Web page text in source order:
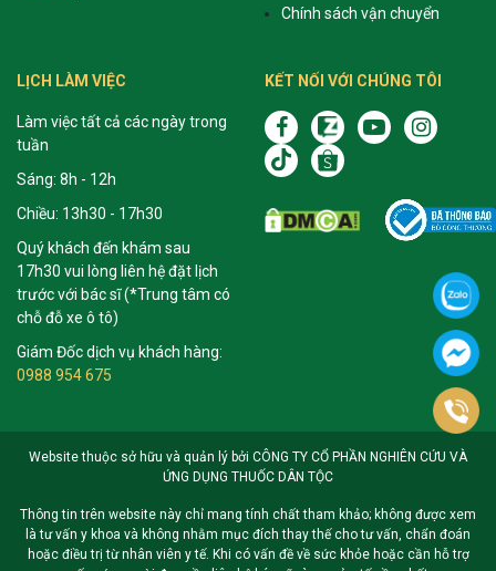
Chính sách vận chuyển
LỊCH LÀM VIỆC
Làm việc tất cả các ngày trong
tuần
Sáng: 8h - 12h
Chiều: 13h30 - 17h30
Quý khách đến khám sau
17h30 vui lòng liên hệ đặt lịch
trước với bác sĩ (*Trung tâm có
chỗ đỗ xe ô tô)
Giám Đốc dịch vụ khách hàng:
0988 954 675
KẾT NỐI VỚI CHÚNG TÔI
Website thuộc sở hữu và quản lý bởi CÔNG TY CỔ PHẦN NGHIÊN CỨU VÀ
ỨNG DỤNG THUỐC DÂN TỘC
Thông tin trên website này chỉ mang tính chất tham khảo; không được xem
là tư vấn y khoa và không nhằm mục đích thay thế cho tư vấn, chẩn đoán
hoặc điều trị từ nhân viên y tế. Khi có vấn đề về sức khỏe hoặc cần hỗ trợ